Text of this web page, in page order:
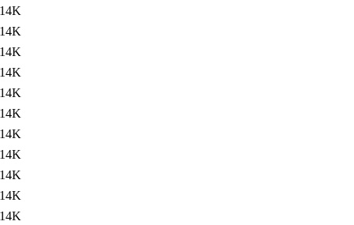
14K
14K
14K
14K
14K
14K
14K
14K
14K
14K
14K